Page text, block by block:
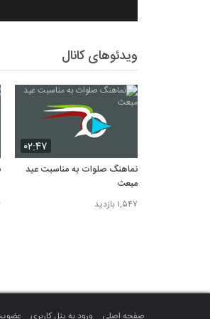
ویدئوهای کانال
۰۲:۴۷
نماهنگ صلوات به مناسبت عید
مبعث
۱,۵۴۷ بازدید
صفحه اصلی ورود به پنل کاربری